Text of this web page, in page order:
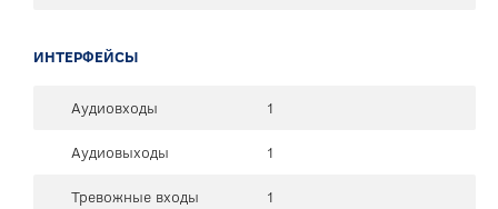
ИНТЕРФЕЙСЫ
Аудиовходы
1
Аудиовыходы
1
Тревожные входы
1